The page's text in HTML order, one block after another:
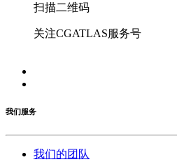
扫描二维码
关注CGATLAS服务号
我们服务
我们的团队